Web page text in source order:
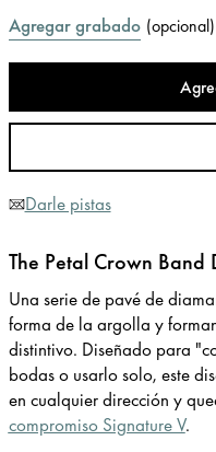
Agregar grabado (opcional)
Darle pistas
The Petal Crown Band
Una serie de pavé de
forma de la argolla y
distintivo. Diseñado para
bodas o usarlo solo, este
en cualquier dirección y
compromiso Signature V.